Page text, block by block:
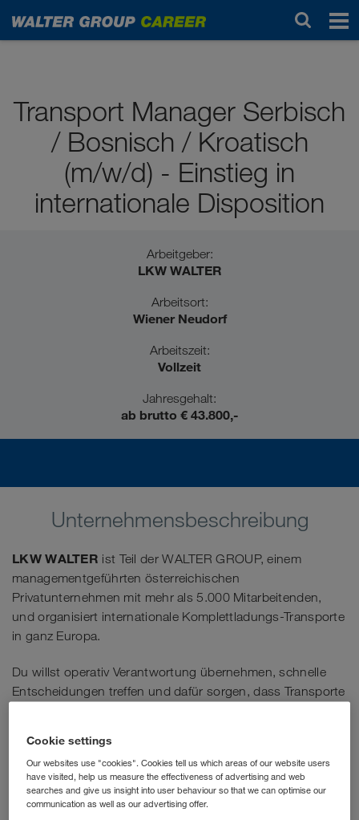
Schulabsolvent*innen
Transport Manager Serbisch
/ Bosnisch / Kroatisch
(m/w/d) - Einstieg in
internationale Disposition
Arbeitgeber:
LKW WALTER
Arbeitsort:
Wiener Neudorf
Arbeitszeit:
Vollzeit
Jahresgehalt:
ab brutto € 43.800,-
Unternehmensbeschreibung
LKW WALTER ist Teil der WALTER GROUP, einem
managementgeführten österreichischen
Privatunternehmen mit mehr als 5.000 Mitarbeitenden,
und organisiert internationale Komplettladungs-Transporte
in ganz Europa.
Du willst operativ Verantwortung übernehmen, schnelle
Entscheidungen treffen und dafür sorgen, dass Transporte
steuerst du die operative Transportabwicklung nach der
Grobplanung und hältst die Abläufe auch dann auf Kurs,
wenn’s dynamisch wird.
Cookie settings
Our websites use "cookies". Cookies tell us which areas of our website users
have visited, help us measure the effectiveness of advertising and web
searches and give us insight into user behaviour so that we can optimise our
communication as well as our advertising offer.